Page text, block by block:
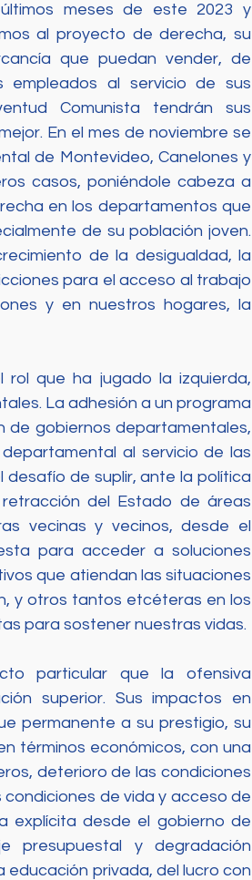
meses de este 2023 y
al proyecto de derecha, su
que puedan vender, de
al servicio de sus
Comunista tendrán sus
En el mes de noviembre se
de Montevideo, Canelones y
casos, poniéndole cabeza a
en los departamentos que
de su población joven.
de la desigualdad, la
para el acceso al trabajo
y en nuestros hogares, la
que ha jugado la izquierda,
La adhesión a un programa
de gobiernos departamentales,
al servicio de las
de suplir, ante la política
del Estado de áreas
vecinas y vecinos, desde el
para acceder a soluciones
que atiendan las situaciones
y otros tantos etcéteras en los
para sostener nuestras vidas.
particular que la ofensiva
superior. Sus impactos en
permanente a su prestigio, su
términos económicos, con una
deterioro de las condiciones
de vida y acceso de
explícita desde el gobierno de
presupuestal y degradación
privada, del lucro con